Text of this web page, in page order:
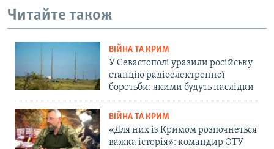
Читайте також
ВІЙНА ТА КРИМ
У Севастополі уразили російську
станцію радіоелектронної
боротьби: якими будуть наслідки
ВІЙНА ТА КРИМ
«Для них із Кримом розпочнеться
важка історія»: командир ОТУ